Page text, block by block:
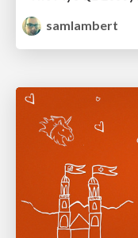
samlambert